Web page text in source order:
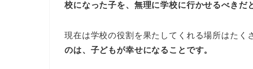
校になった子を、無理に学校に行かせるべきだ
現在は学校の役割を果たしてくれる場所はたく
のは、子どもが幸せになることです。